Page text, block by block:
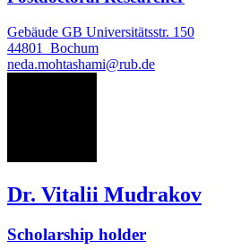
Gebäude GB Universitätsstr. 150
44801
Bochum
neda.mohtashami@rub.de
Dr. Vitalii Mudrakov
Scholarship holder